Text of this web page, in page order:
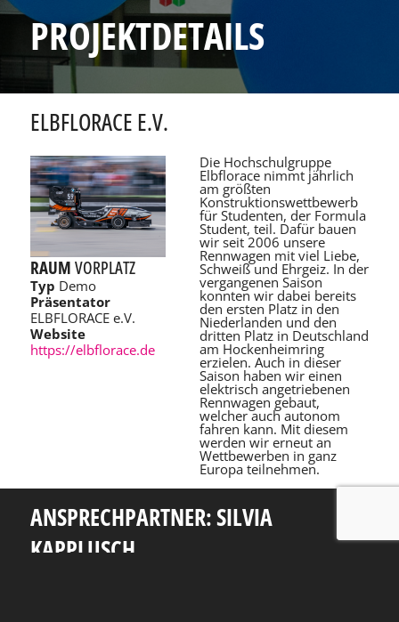
PROJEKTDETAILS
ELBFLORACE E.V.
RAUMVORPLATZ
Typ Demo
Präsentator
ELBFLORACE e.V.
Website
https://elbflorace.de
Die Hochschulgruppe
Elbflorace nimmt jährlich
am größten
Konstruktionswettbewerb
für Studenten, der Formula
Student, teil. Dafür bauen
wir seit 2006 unsere
Rennwagen mit viel Liebe,
Schweiß und Ehrgeiz. In der
vergangenen Saison
konnten wir dabei bereits
den ersten Platz in den
Niederlanden und den
dritten Platz in Deutschland
am Hockenheimring
erzielen. Auch in dieser
Saison haben wir einen
elektrisch angetriebenen
Rennwagen gebaut,
welcher auch autonom
fahren kann. Mit diesem
werden wir erneut an
Wettbewerben in ganz
Europa teilnehmen.
ANSPRECHPARTNER: SILVIA
KAPPLUSCH